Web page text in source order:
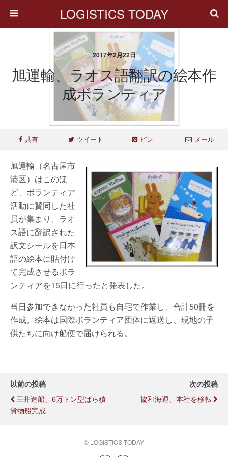
LOGISTICS TODAY
2017年2月22日
旭運輸、ラオス語翻訳の絵本作
成ボランティア
共有 ツイート ピン メール
旭運輸（名古屋市
港区）はこのほ
ど、ボランティア
活動に賛同した社
員が集まり、ラオ
ス語に翻訳された
訳文シールを日本
語の絵本に貼付け
て完成させるボラ
ンティアを15日に行ったと発表した。
当日参加できなかった社員も自宅で作業し、合計50冊を
作成。絵本は国際ボランティア団体に返送し、現地の子
供たちに向け船便で届けられる。
以前の投稿
三井造船、6万トン型ばら積
貨物船完成
次の投稿
協和海運、本社を移転
© LOGISTICS TODAY